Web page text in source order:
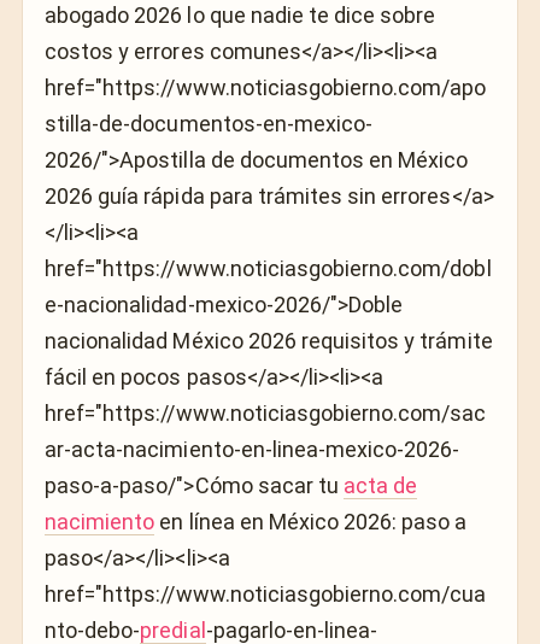
abogado 2026 lo que nadie te dice sobre
costos y errores comunes</a></li><li><a
href="https://www.noticiasgobierno.com/apo
stilla-de-documentos-en-mexico-
2026/">Apostilla de documentos en México
2026 guía rápida para trámites sin errores</a>
</li><li><a
href="https://www.noticiasgobierno.com/dobl
e-nacionalidad-mexico-2026/">Doble
nacionalidad México 2026 requisitos y trámite
fácil en pocos pasos</a></li><li><a
href="https://www.noticiasgobierno.com/sac
ar-acta-nacimiento-en-linea-mexico-2026-
paso-a-paso/">Cómo sacar tu acta de
nacimiento en línea en México 2026: paso a
paso</a></li><li><a
href="https://www.noticiasgobierno.com/cua
nto-debo-predial-pagarlo-en-linea-